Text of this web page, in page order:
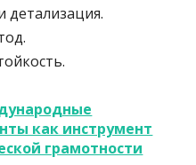
детализация.
как инструмент
грамотности